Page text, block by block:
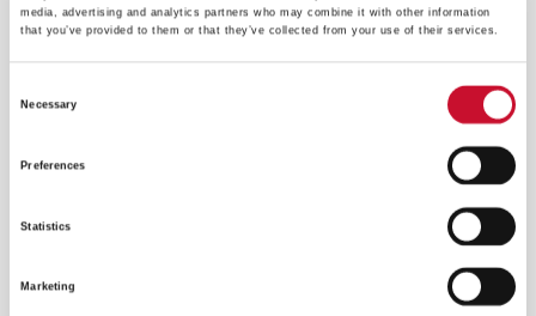
media, advertising and analytics partners who may combine it with other information
that you’ve provided to them or that they’ve collected from your use of their services.
Necessary
Preferences
Statistics
Marketing
FILTRO GT DE ALTA MAR N-HANCE®
Mantenga limpia la turbina de gas en el armario
del filtro offshore existente y elimine la necesidad